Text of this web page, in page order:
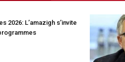
2026: L’amazigh s’invite